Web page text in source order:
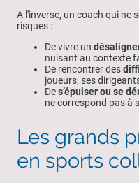
A l'inverse, un coach qui ne
risques :
De vivre un
nuisant au contexte
De rencontrer des
joueurs, ses
Des’épuiser ou se
ne correspond pas à
Les grands
en sports